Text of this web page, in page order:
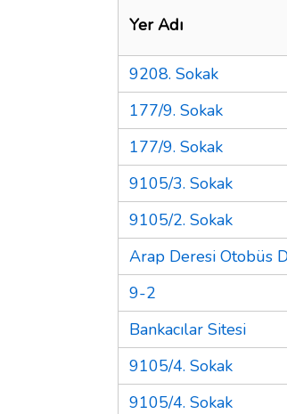
Yer Adı
9208. Sokak
177/9. Sokak
177/9. Sokak
9105/3. Sokak
9105/2. Sokak
Arap Deresi Otobüs
9-2
Bankacılar Sitesi
9105/4. Sokak
9105/4. Sokak